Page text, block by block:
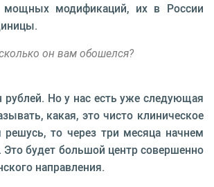
модификаций, их в России
он вам обошелся?
Но у нас есть уже следующая
какая, это чисто клиническое
то через три месяца начнем
Это будет большой центр совершенно
направления.